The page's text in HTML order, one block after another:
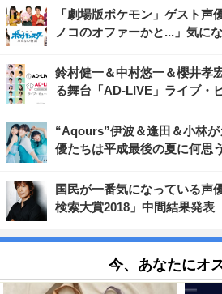
「劇場版ポケモン」ゲスト
ノコのオファーかと...」気に
鈴村健一＆中村悠一＆櫻井孝
る舞台「AD-LIVE」ライブ・
“Aqours”伊波＆逢田＆小林
優たちは平成最後の夏に何思
国民が一番気になっている声
検索大賞2018」中間結果発表
今、あなたにオ